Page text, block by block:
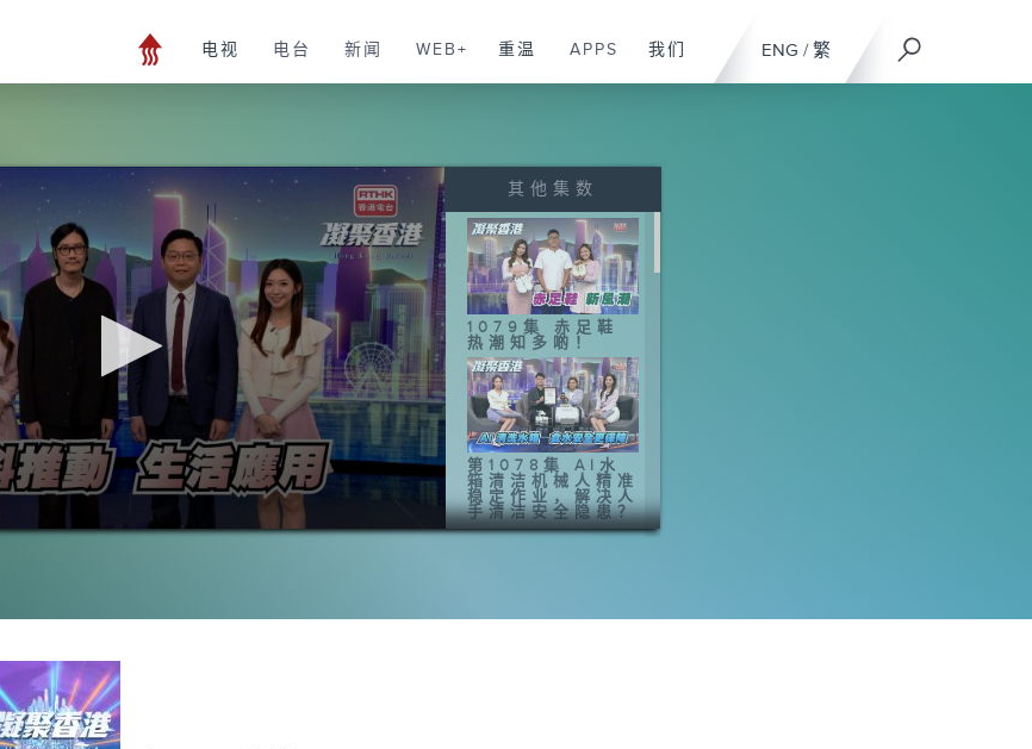
ENG / 繁
电视 电台 新闻 WEB+ 重温 APPS 我们
其他集数
1079集 赤足鞋
热潮知多啲！
第1078集 AI水
箱清洁机械人精准
稳定作业，解决人
手清洁安全隐患？